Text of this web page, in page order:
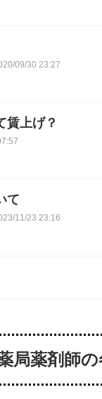
09/30 23:27
賃上げ？
て
11/23 23:16
局薬剤師の